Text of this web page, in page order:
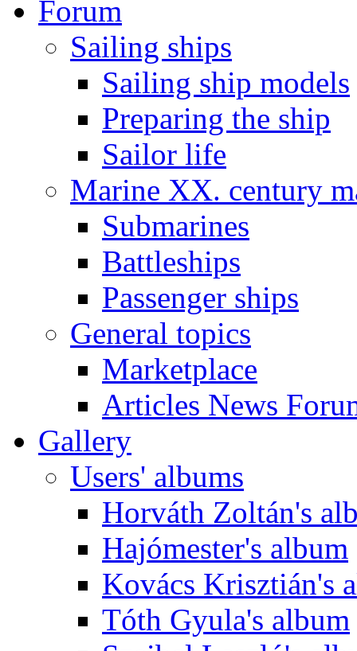
Forum
Sailing ships
Sailing ship models
Preparing the ship
Sailor life
Marine XX. century
Submarines
Battleships
Passenger ships
General topics
Marketplace
Articles News
Gallery
Users' albums
Horváth Zoltán's
Hajómester's album
Kovács Krisztián's
Tóth Gyula's album